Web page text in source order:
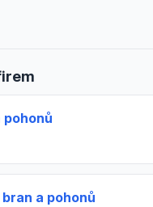
a pohonů